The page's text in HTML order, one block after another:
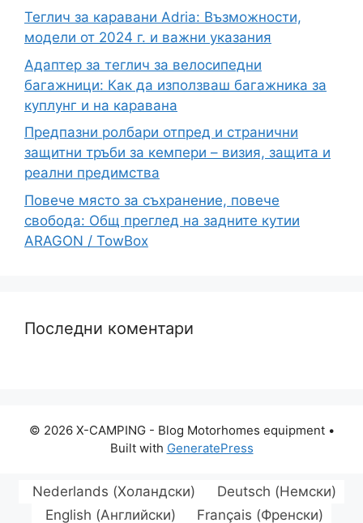
Теглич за каравани Adria: Възможности,
модели от 2024 г. и важни указания
Адаптер за теглич за велосипедни
багажници: Как да използваш багажника за
куплунг и на каравана
Предпазни ролбари отпред и странични
защитни тръби за кемпери – визия, защита и
реални предимства
Повече място за съхранение, повече
свобода: Общ преглед на задните кутии
ARAGON / TowBox
Последни коментари
© 2026 X-CAMPING - Blog Motorhomes equipment•
Built with GeneratePress
Nederlands (Холандски) Deutsch (Немски)
English (Английски) Français (Френски)